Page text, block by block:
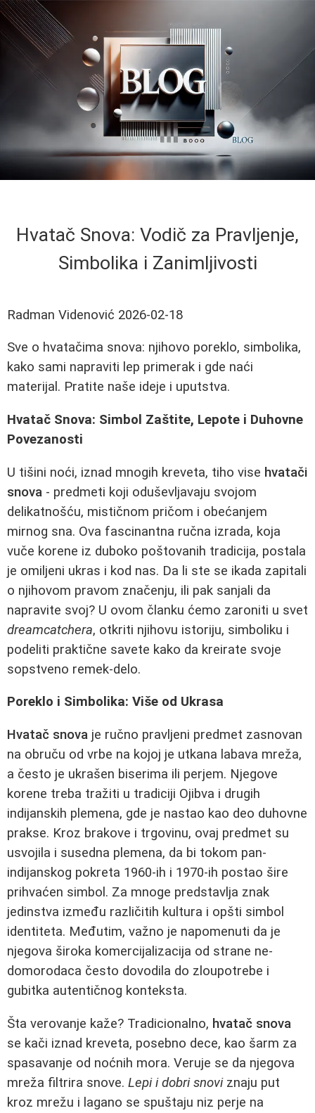
Hvatač Snova: Vodič za Pravljenje,
Simbolika i Zanimljivosti
Radman Videnović 2026-02-18
Sve o hvatačima snova: njihovo poreklo, simbolika,
kako sami napraviti lep primerak i gde naći
materijal. Pratite naše ideje i uputstva.
Hvatač Snova: Simbol Zaštite, Lepote i Duhovne
Povezanosti
U tišini noći, iznad mnogih kreveta, tiho vise hvatači
snova - predmeti koji oduševljavaju svojom
delikatnošću, mističnom pričom i obećanjem
mirnog sna. Ova fascinantna ručna izrada, koja
vuče korene iz duboko poštovanih tradicija, postala
je omiljeni ukras i kod nas. Da li ste se ikada zapitali
o njihovom pravom značenju, ili pak sanjali da
napravite svoj? U ovom članku ćemo zaroniti u svet
dreamcatchera, otkriti njihovu istoriju, simboliku i
podeliti praktične savete kako da kreirate svoje
sopstveno remek-delo.
Poreklo i Simbolika: Više od Ukrasa
Hvatač snova je ručno pravljeni predmet zasnovan
na obruču od vrbe na kojoj je utkana labava mreža,
a često je ukrašen biserima ili perjem. Njegove
korene treba tražiti u tradiciji Ojibva i drugih
indijanskih plemena, gde je nastao kao deo duhovne
prakse. Kroz brakove i trgovinu, ovaj predmet su
usvojila i susedna plemena, da bi tokom pan-
indijanskog pokreta 1960-ih i 1970-ih postao šire
prihvaćen simbol. Za mnoge predstavlja znak
jedinstva između različitih kultura i opšti simbol
identiteta. Međutim, važno je napomenuti da je
njegova široka komercijalizacija od strane ne-
domorodaca često dovodila do zloupotrebe i
gubitka autentičnog konteksta.
Šta verovanje kaže? Tradicionalno, hvatač snova
se kači iznad kreveta, posebno dece, kao šarm za
spasavanje od noćnih mora. Veruje se da njegova
mreža filtrira snove. Lepi i dobri snoviznaju put
kroz mrežu i lagano se spuštaju niz perje na